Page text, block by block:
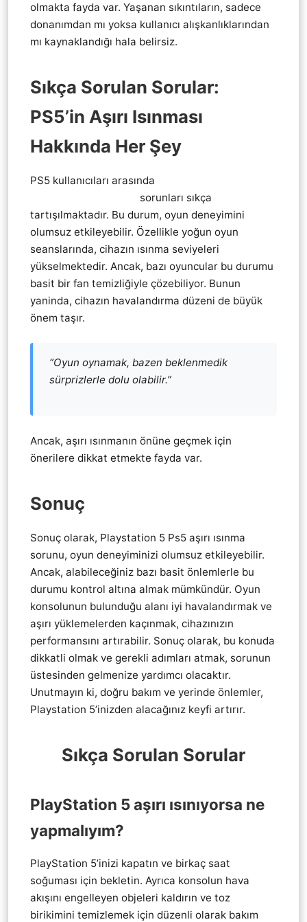
olmakta fayda var. Yaşanan sıkıntıların, sadece
donanımdan mı yoksa kullanıcı alışkanlıklarından
mı kaynaklandığı hala belirsiz.
Sıkça Sorulan Sorular:
PS5’in Aşırı Isınması
Hakkında Her Şey
PS5 kullanıcıları arasında
sorunları sıkça
tartışılmaktadır. Bu durum, oyun deneyimini
olumsuz etkileyebilir. Özellikle yoğun oyun
seanslarında, cihazın ısınma seviyeleri
yükselmektedir. Ancak, bazı oyuncular bu durumu
basit bir fan temizliğiyle çözebiliyor. Bunun
yaninda, cihazın havalandırma düzeni de büyük
önem taşır.
“Oyun oynamak, bazen beklenmedik
sürprizlerle dolu olabilir.”
Ancak, aşırı ısınmanın önüne geçmek için
önerilere dikkat etmekte fayda var.
Sonuç
Sonuç olarak, Playstation 5 Ps5 aşırı ısınma
sorunu, oyun deneyiminizi olumsuz etkileyebilir.
Ancak, alabileceğiniz bazı basit önlemlerle bu
durumu kontrol altına almak mümkündür. Oyun
konsolunun bulunduğu alanı iyi havalandırmak ve
aşırı yüklemelerden kaçınmak, cihazınızın
performansını artırabilir. Sonuç olarak, bu konuda
dikkatli olmak ve gerekli adımları atmak, sorunun
üstesinden gelmenize yardımcı olacaktır.
Unutmayın ki, doğru bakım ve yerinde önlemler,
Playstation 5’inizden alacağınız keyfi artırır.
Sıkça Sorulan Sorular
PlayStation 5 aşırı ısınıyorsa ne
yapmalıyım?
PlayStation 5’inizi kapatın ve birkaç saat
soğuması için bekletin. Ayrıca konsolun hava
akışını engelleyen objeleri kaldırın ve toz
birikimini temizlemek için düzenli olarak bakım